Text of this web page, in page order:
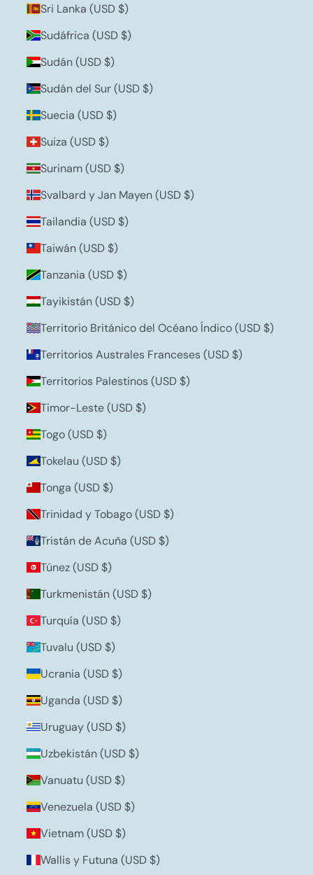
Sri Lanka (USD $)
Sudáfrica (USD $)
Sudán (USD $)
Sudán del Sur (USD $)
Suecia (USD $)
Suiza (USD $)
Surinam (USD $)
Svalbard y Jan Mayen (USD $)
Tailandia (USD $)
Taiwán (USD $)
Tanzania (USD $)
Tayikistán (USD $)
Territorio Británico del Océano Índico (USD $)
Territorios Australes Franceses (USD $)
Territorios Palestinos (USD $)
Timor-Leste (USD $)
Togo (USD $)
Tokelau (USD $)
Tonga (USD $)
Trinidad y Tobago (USD $)
Tristán de Acuña (USD $)
Túnez (USD $)
Turkmenistán (USD $)
Turquía (USD $)
Tuvalu (USD $)
Ucrania (USD $)
Uganda (USD $)
Uruguay (USD $)
Uzbekistán (USD $)
Vanuatu (USD $)
Venezuela (USD $)
Vietnam (USD $)
Wallis y Futuna (USD $)